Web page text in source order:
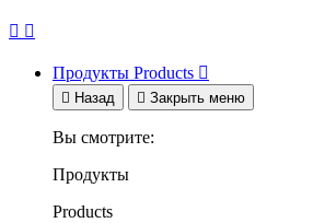
 
Продукты Products 
 Назад  Закрыть меню
Вы смотрите:
Продукты
Products